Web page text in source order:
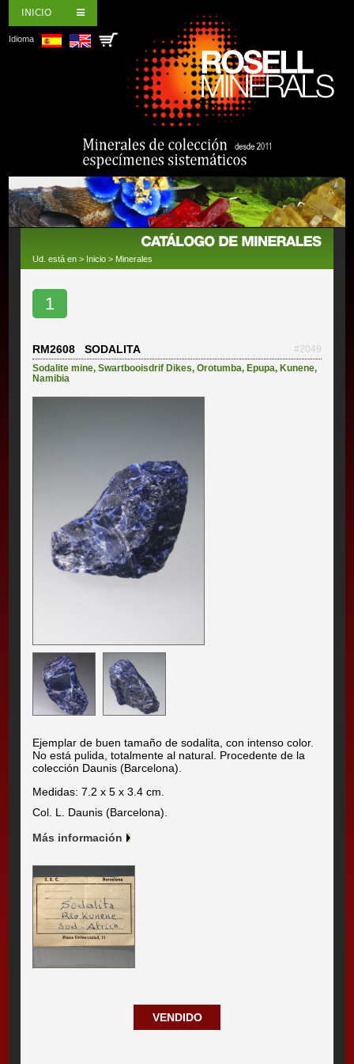
INICIO
Idioma
Ud. está en > Inicio > Minerales
1
RM2608 SODALITA
#2049
Sodalite mine,Swartbooisdrif Dikes,Orotumba, Epupa, Kunene,
Namibia
Ejemplar de buen tamaño de sodalita, con intenso color.
No está pulida, totalmente al natural. Procedente de la
colección Daunis (Barcelona).
Medidas: 7.2 x 5 x 3.4 cm.
Col. L. Daunis (Barcelona).
Más información
VENDIDO